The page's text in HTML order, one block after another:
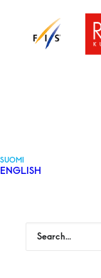
SUOMI
ENGLISH